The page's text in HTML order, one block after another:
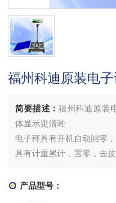
福州科迪原装电
简要描述：福州科迪原装
体显示更清晰
电子秤具有开机自动回零，
具有计重累计，置零，去皮
产品型号：